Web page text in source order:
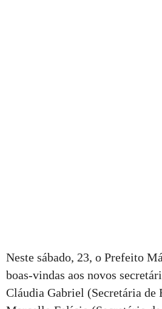
Neste sábado, 23, o Prefeito
boas-vindas aos novos
Cláudia Gabriel (Secretária de